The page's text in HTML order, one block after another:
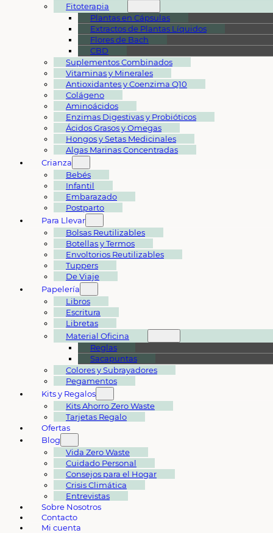
Fitoterapia
Plantas en Cápsulas
Extractos de Plantas Líquidos
Flores de Bach
CBD
Suplementos Combinados
Vitaminas y Minerales
Antioxidantes y Coenzima Q10
Colágeno
Aminoácidos
Enzimas Digestivas y Probióticos
Ácidos Grasos y Omegas
Hongos y Setas Medicinales
Algas Marinas Concentradas
Crianza
Bebés
Infantil
Embarazado
Postparto
Para Llevar
Bolsas Reutilizables
Botellas y Termos
Envoltorios Reutilizables
Tuppers
De Viaje
Papelería
Libros
Escritura
Libretas
Material Oficina
Reglas
Sacapuntas
Colores y Subrayadores
Pegamentos
Kits y Regalos
Kits Ahorro Zero Waste
Tarjetas Regalo
Ofertas
Blog
Vida Zero Waste
Cuidado Personal
Consejos para el Hogar
Crisis Climática
Entrevistas
Sobre Nosotros
Contacto
Mi cuenta